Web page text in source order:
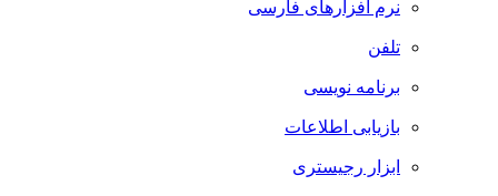
نرم افزارهای فارسی
تلفن
برنامه نویسی
بازیابی اطلاعات
ابزار رجیستری